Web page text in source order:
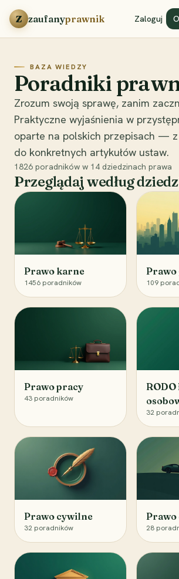
Przejdź do treści
Z zaufanyprawnik Zaloguj
BAZA WIEDZY
Poradniki
Zrozum swoją sprawę, zanim
Praktyczne wyjaśnienia w
oparte na polskich przepisach — z
do konkretnych artykułów ustaw.
1826 poradników w 14 dziedzinach prawa
Przeglądaj według
Prawo karne
1456 poradników
Prawo
109
Prawo pracy
43 poradników
RODO
32
Prawo cywilne
32 poradników 28